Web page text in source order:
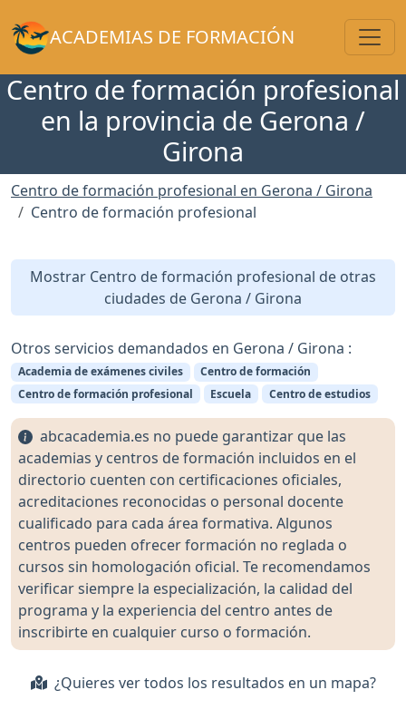
ACADEMIAS DE FORMACIÓN
Centro de formación profesional
en la provincia de Gerona /
Girona
Centro de formación profesional en Gerona / Girona
Centro de formación profesional
Mostrar Centro de formación profesional de otras
ciudades de Gerona / Girona
Otros servicios demandados en Gerona / Girona :
Academia de exámenes civiles
Centro de formación
Centro de formación profesional
Escuela Centro de estudios
abcacademia.es no puede garantizar que las
academias y centros de formación incluidos en el
directorio cuenten con certificaciones oficiales,
acreditaciones reconocidas o personal docente
cualificado para cada área formativa. Algunos
centros pueden ofrecer formación no reglada o
cursos sin homologación oficial. Te recomendamos
verificar siempre la especialización, la calidad del
programa y la experiencia del centro antes de
inscribirte en cualquier curso o formación.
¿Quieres ver todos los resultados en un mapa?